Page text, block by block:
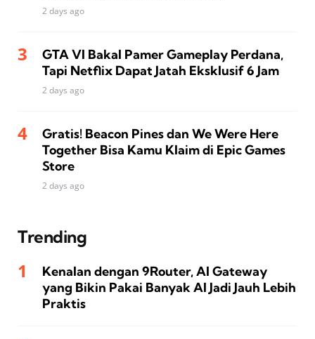
2 days ago
GTA VI Bakal Pamer Gameplay Perdana,
Tapi Netflix Dapat Jatah Eksklusif 6 Jam
2 days ago
Gratis! Beacon Pines dan We Were Here
Together Bisa Kamu Klaim di Epic Games
Store
2 days ago
Trending
Kenalan dengan 9Router, AI Gateway
yang Bikin Pakai Banyak AI Jadi Jauh Lebih
Praktis